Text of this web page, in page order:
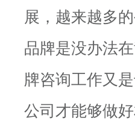
展，越来越多
品牌是没办法
牌咨询工作又
公司才能够做